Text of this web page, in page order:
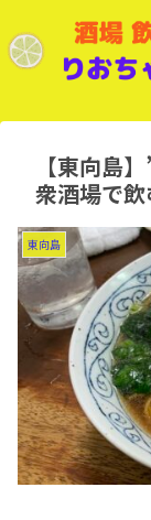
【東向島
衆酒場で飲
東向島